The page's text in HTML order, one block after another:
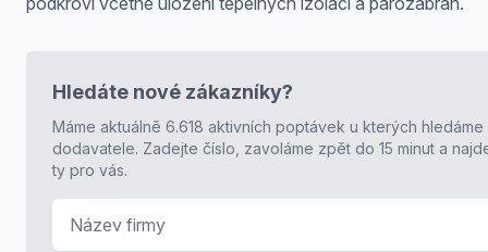
Hledáte nové zákazníky?
Máme aktuálně 6.618 aktivních poptávek u kterých hledáme
dodavatele. Zadejte číslo, zavoláme zpět do 15 minut a
ty pro vás.